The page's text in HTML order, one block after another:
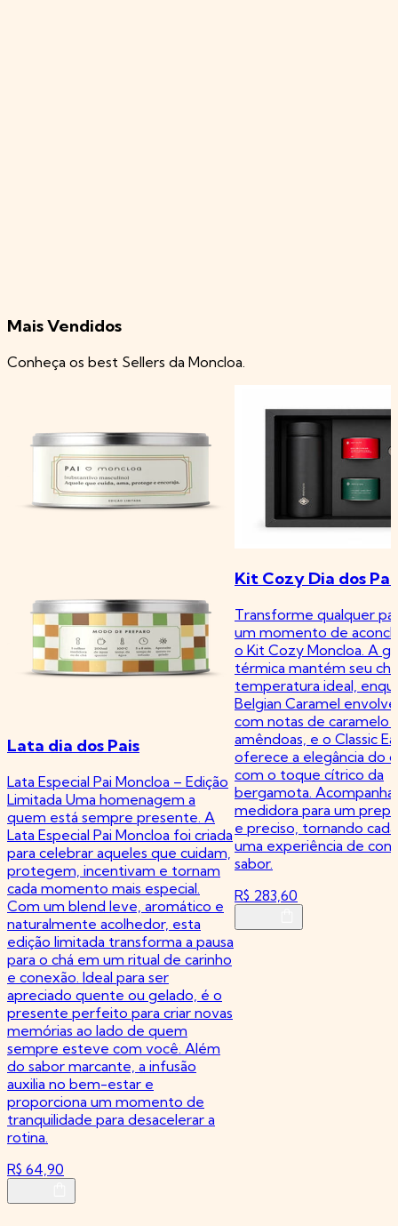
Mais Vendidos
Conheça os best Sellers da Moncloa.
Lata dia dos Pais
Lata Especial Pai Moncloa – Edição
Limitada Uma homenagem a
quem está sempre presente. A
Lata Especial Pai Moncloa foi criada
para celebrar aqueles que cuidam,
protegem, incentivam e tornam
cada momento mais especial.
Com um blend leve, aromático e
naturalmente acolhedor, esta
edição limitada transforma a pausa
para o chá em um ritual de carinho
e conexão. Ideal para ser
apreciado quente ou gelado, é o
presente perfeito para criar novas
memórias ao lado de quem
sempre esteve com você. Além
do sabor marcante, a infusão
auxilia no bem-estar e
proporciona um momento de
tranquilidade para desacelerar a
rotina.
R$ 64,90
Kit Cozy Dia dos
Transforme qualquer
um momento de
o Kit Cozy Moncloa. A
térmica mantém seu
temperatura ideal,
Belgian Caramel
com notas de caramelo
amêndoas, e o Classic
oferece a elegância do
com o toque cítrico da
bergamota. Acompanha
medidora para um
e preciso, tornando
uma experiência de
sabor.
R$ 283,60